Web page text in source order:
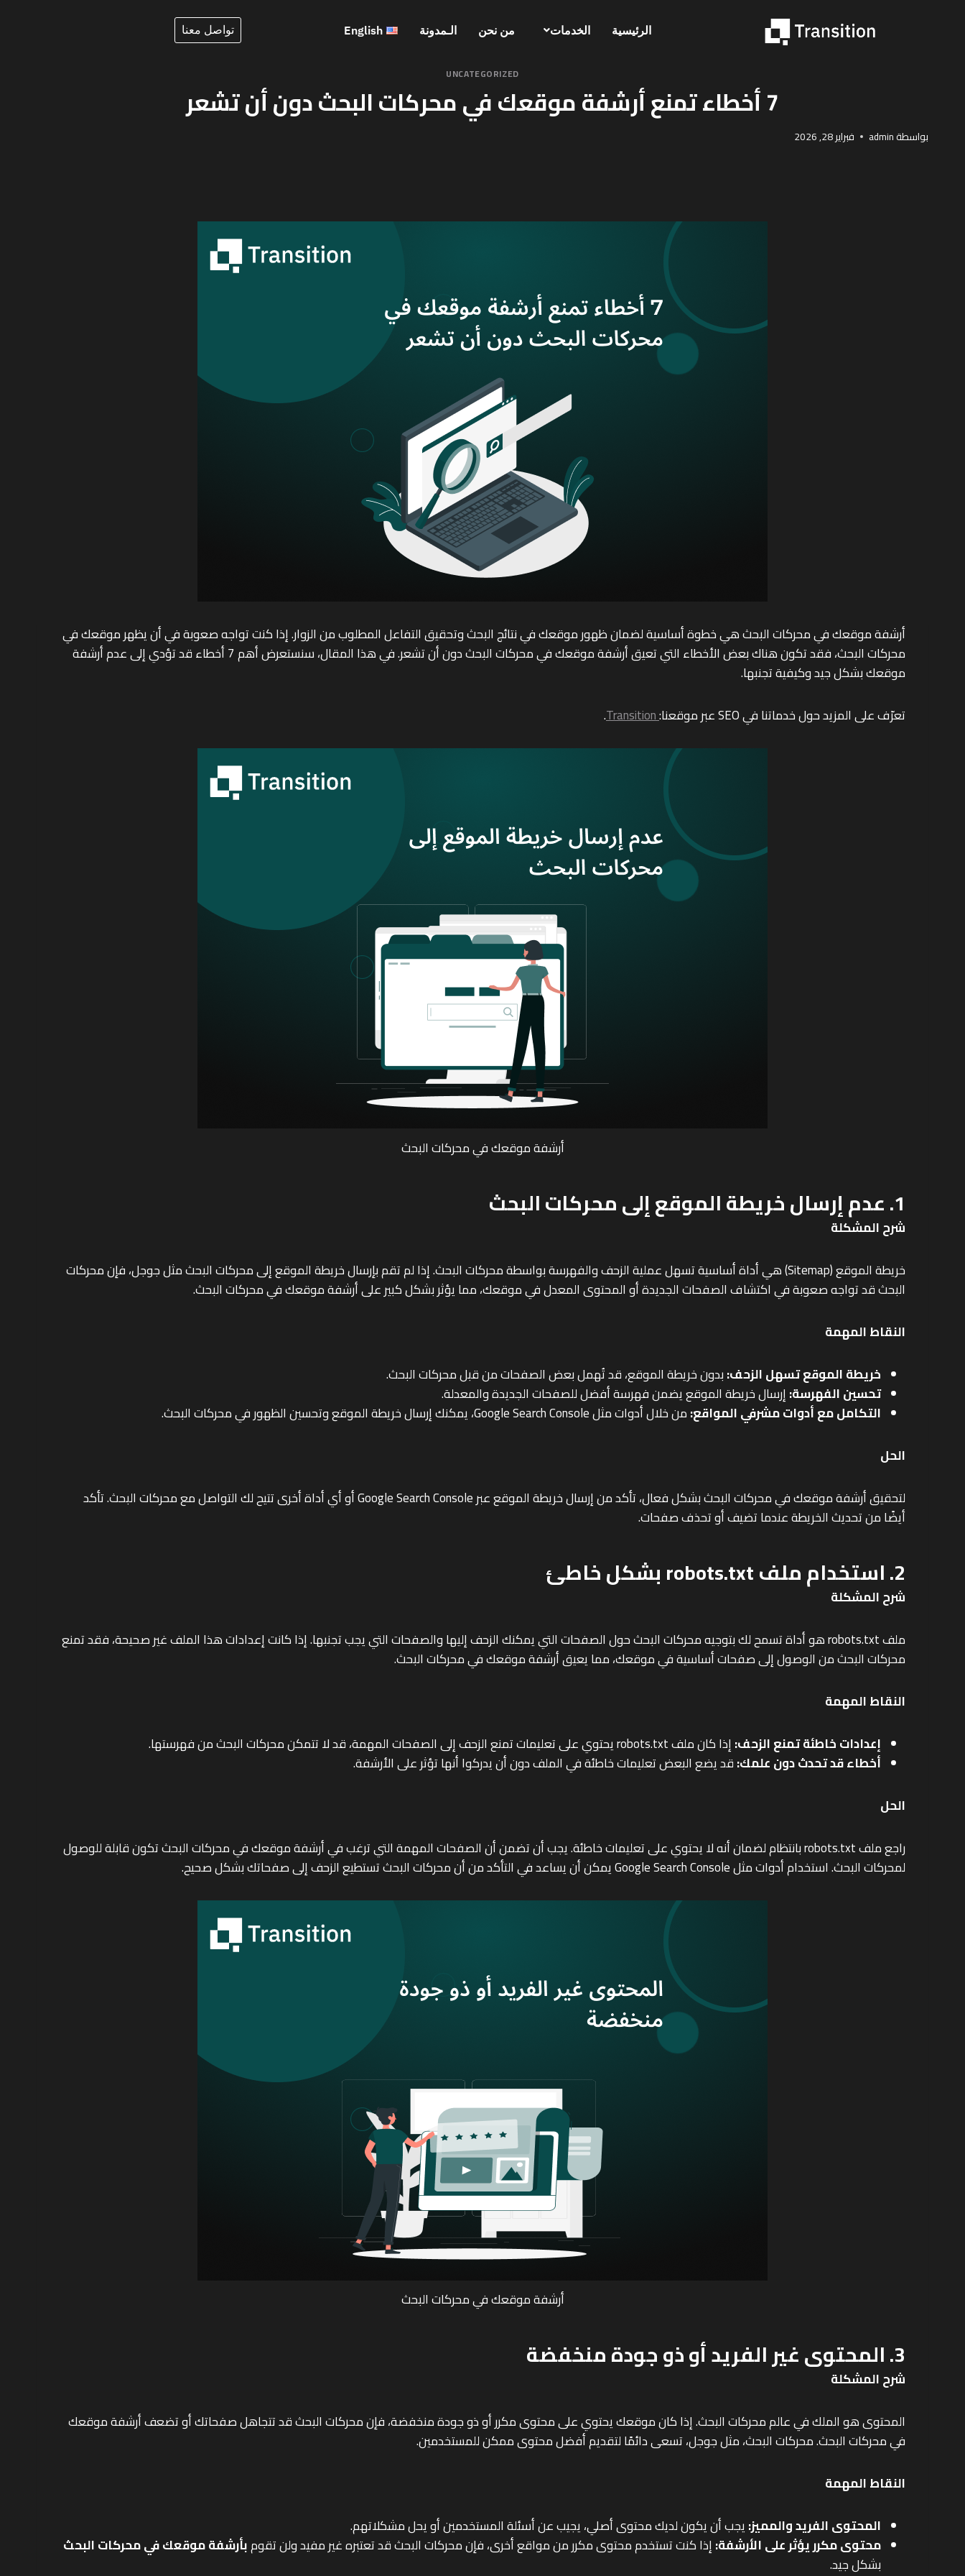
الرئيسية الخدمات من نحن الـمدونة English تواصل معنا
UNCATEGORIZED
7 أخطاء تمنع أرشفة موقعك في محركات البحث دون أن تشعر
بواسطةadmin فبراير 28, 2026
أرشفة موقعك في محركات البحث هي خطوة أساسية لضمان ظهور موقعك في نتائج البحث وتحقيق التفاعل المطلوب من الزوار. إذا كنت تواجه صعوبة في أن يظهر موقعك في
محركات البحث، فقد تكون هناك بعض الأخطاء التي تعيق أرشفة موقعك في محركات البحث دون أن تشعر. في هذا المقال، سنستعرض أهم 7 أخطاء قد تؤدي إلى عدم أرشفة
موقعك بشكل جيد وكيفية تجنبها.
تعرّف على المزيد حول خدماتنا في SEO عبر موقعنا:
Transition
.
أرشفة موقعك في محركات البحث
1. عدم إرسال خريطة الموقع إلى محركات البحث
شرح المشكلة
خريطة الموقع (Sitemap) هي أداة أساسية تسهل عملية الزحف والفهرسة بواسطة محركات البحث. إذا لم تقم بإرسال خريطة الموقع إلى محركات البحث مثل جوجل، فإن محركات
البحث قد تواجه صعوبة في اكتشاف الصفحات الجديدة أو المحتوى المعدل في موقعك، مما يؤثر بشكل كبير على أرشفة موقعك في محركات البحث.
النقاط المهمة
خريطة الموقع تسهل الزحف:بدون خريطة الموقع، قد تُهمل بعض الصفحات من قبل محركات البحث.
تحسين الفهرسة:إرسال خريطة الموقع يضمن فهرسة أفضل للصفحات الجديدة والمعدلة.
التكامل مع أدوات مشرفي المواقع:من خلال أدوات مثل Google Search Console، يمكنك إرسال خريطة الموقع وتحسين الظهور في محركات البحث.
الحل
لتحقيق أرشفة موقعك في محركات البحث بشكل فعال، تأكد من إرسال خريطة الموقع عبر Google Search Console أو أي أداة أخرى تتيح لك التواصل مع محركات البحث. تأكد
أيضًا من تحديث الخريطة عندما تضيف أو تحذف صفحات.
2. استخدام ملف robots.txt بشكل خاطئ
شرح المشكلة
ملف robots.txt هو أداة تسمح لك بتوجيه محركات البحث حول الصفحات التي يمكنك الزحف إليها والصفحات التي يجب تجنبها. إذا كانت إعدادات هذا الملف غير صحيحة، فقد تمنع
محركات البحث من الوصول إلى صفحات أساسية في موقعك، مما يعيق أرشفة موقعك في محركات البحث.
النقاط المهمة
إعدادات خاطئة تمنع الزحف:إذا كان ملف robots.txt يحتوي على تعليمات تمنع الزحف إلى الصفحات المهمة، قد لا تتمكن محركات البحث من فهرستها.
أخطاء قد تحدث دون علمك:قد يضع البعض تعليمات خاطئة في الملف دون أن يدركوا أنها تؤثر على الأرشفة.
الحل
راجع ملف robots.txt بانتظام لضمان أنه لا يحتوي على تعليمات خاطئة. يجب أن تضمن أن الصفحات المهمة التي ترغب في أرشفة موقعك في محركات البحث تكون قابلة للوصول
لمحركات البحث. استخدام أدوات مثل Google Search Console يمكن أن يساعد في التأكد من أن محركات البحث تستطيع الزحف إلى صفحاتك بشكل صحيح.
أرشفة موقعك في محركات البحث
3. المحتوى غير الفريد أو ذو جودة منخفضة
شرح المشكلة
المحتوى هو الملك في عالم محركات البحث. إذا كان موقعك يحتوي على محتوى مكرر أو ذو جودة منخفضة، فإن محركات البحث قد تتجاهل صفحاتك أو تضعف أرشفة موقعك
في محركات البحث. محركات البحث، مثل جوجل، تسعى دائمًا لتقديم أفضل محتوى ممكن للمستخدمين.
النقاط المهمة
المحتوى الفريد والمميز:يجب أن يكون لديك محتوى أصلي، يجيب عن أسئلة المستخدمين أو يحل مشكلاتهم.
محتوى مكرر يؤثر على الأرشفة:إذا كنت تستخدم محتوى مكرر من مواقع أخرى، فإن محركات البحث قد تعتبره غير مفيد ولن تقومبأرشفة موقعك في محركات البحث
بشكل جيد.